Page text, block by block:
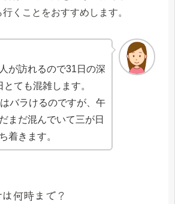
くことをおすすめします。
が訪れるので31日の深
ても混雑します。
バラけるのですが、午
まだ混んでいて三が日
着きます。
何時まで？